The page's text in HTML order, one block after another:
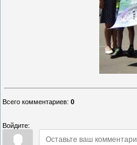
Всего комментариев: 0
Войдите: